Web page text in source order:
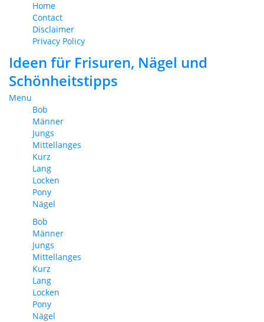
Home
Contact
Disclaimer
Privacy Policy
Ideen für Frisuren, Nägel und
Schönheitstipps
Menu
Bob
Männer
Jungs
Mittellanges
Kurz
Lang
Locken
Pony
Nägel
Bob
Männer
Jungs
Mittellanges
Kurz
Lang
Locken
Pony
Nägel